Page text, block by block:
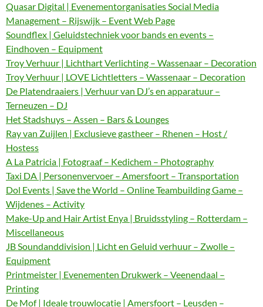
Quasar Digital | Evenementorganisaties Social Media
Management – Rijswijk – Event Web Page
Soundflex | Geluidstechniek voor bands en events –
Eindhoven – Equipment
Troy Verhuur | Lichthart Verlichting – Wassenaar – Decoration
Troy Verhuur | LOVE Lichtletters – Wassenaar – Decoration
De Platendraaiers | Verhuur van DJ’s en apparatuur –
Terneuzen – DJ
Het Stadshuys – Assen – Bars & Lounges
Ray van Zuijlen | Exclusieve gastheer – Rhenen – Host /
Hostess
A La Patricia | Fotograaf – Kedichem – Photography
Taxi DA | Personenvervoer – Amersfoort – Transportation
Dol Events | Save the World – Online Teambuilding Game –
Wijdenes – Activity
Make-Up and Hair Artist Enya | Bruidsstyling – Rotterdam –
Miscellaneous
JB Soundanddivision | Licht en Geluid verhuur – Zwolle –
Equipment
Printmeister | Evenementen Drukwerk – Veenendaal –
Printing
De Mof | Ideale trouwlocatie | Amersfoort – Leusden –